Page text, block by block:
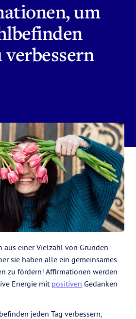
um
einer Vielzahl von Gründen
sie haben alle ein gemeinsames
zu fördern! Affirmationen werden
Energie mit positiven Gedanken
jeden Tag verbessern,